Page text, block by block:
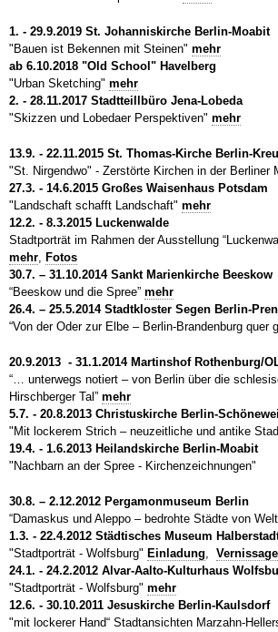
1. - 29.9.2019 St. Johanniskirche Berlin-Moabit
"Bauen ist Bekennen mit Steinen" mehr
ab 6.10.2018 "Old School" Havelberg
"Urban Sketching" mehr
2. - 28.11.2017 Stadtteillbüro Jena-Lobeda
"Skizzen und Lobedaer Perspektiven" mehr
13.9. - 22.11.2015 St. Thomas-Kirche Berlin-
"St. Nirgendwo" - Zerstörte Kirchen in der Berliner
27.3. - 14.6.2015 Großes Waisenhaus Potsdam
"Landschaft schafft Landschaft" mehr
12.2. - 8.3.2015 Luckenwalde
Stadtporträt im Rahmen der Ausstellung
mehr, Fotos
30.7. – 31.10.2014 Sankt Marienkirche Beeskow
“Beeskow und die Spree” mehr
26.4. – 25.5.2014 Stadtkloster Segen Berlin-
“Von der Oder zur Elbe – Berlin-Brandenburg quer
20.9.2013 - 31.1.2014 Martinshof Rothenburg/
“… unterwegs notiert – von Berlin über die
Hirschberger Tal” mehr
5.7. - 20.8.2013 Christuskirche Berlin-
"Mit lockerem Strich – neuzeitliche und antike
19.4. - 1.6.2013 Heilandskirche Berlin-Moabit
"Nachbarn an der Spree - Kirchenzeichnungen"
30.8. – 2.12.2012 Pergamonmuseum Berlin
“Damaskus und Aleppo – bedrohte Städte von
1.3. - 22.4.2012 Städtisches Museum
"Stadtporträt - Wolfsburg" Einladung, Vernissage
24.1. - 24.2.2012 Alvar-Aalto-Kulturhaus
"Stadtporträt - Wolfsburg" mehr
12.6. - 30.10.2011 Jesuskirche Berlin-Kaulsdorf
"mit lockerer Hand“ Stadtansichten Marzahn-